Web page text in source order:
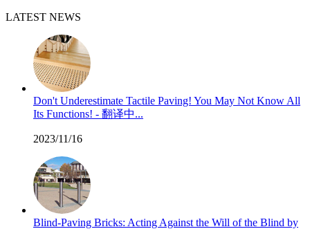
LATEST NEWS
Don't Underestimate Tactile Paving! You May Not Know All
Its Functions! - 翻译中...
2023/11/16
Blind-Paving Bricks: Acting Against the Will of the Blind by